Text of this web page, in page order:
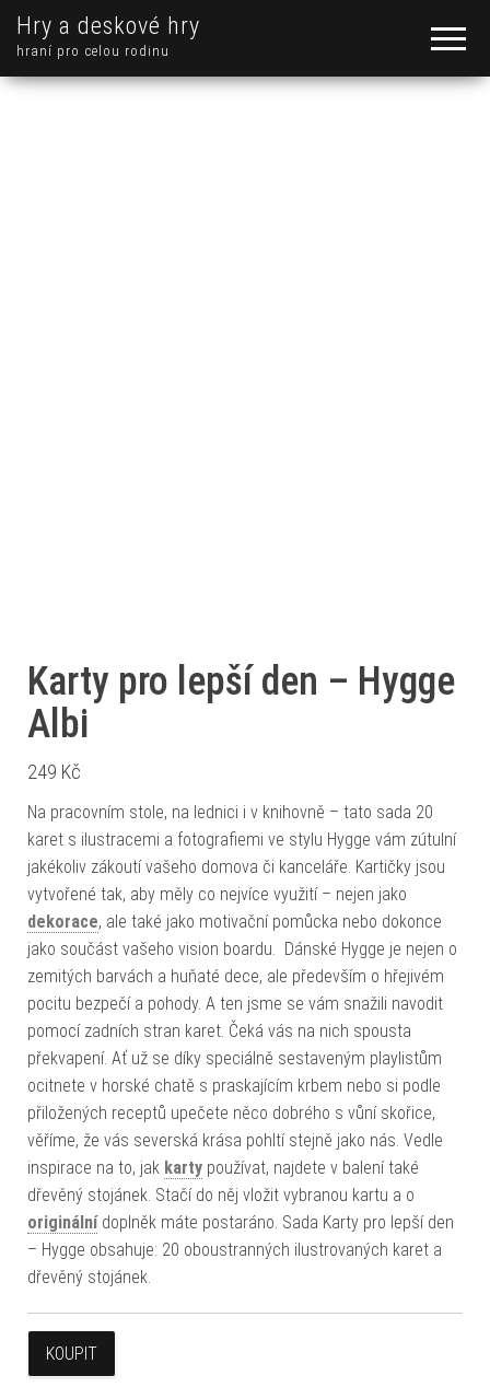
Hry a deskové hry
hraní pro celou rodinu
Karty pro lepší den – Hygge
Albi
249 Kč
Na pracovním stole, na lednici i v knihovně – tato sada 20
karet s ilustracemi a fotografiemi ve stylu Hygge vám zútulní
jakékoliv zákoutí vašeho domova či kanceláře. Kartičky jsou
vytvořené tak, aby měly co nejvíce využití – nejen jako
dekorace, ale také jako motivační pomůcka nebo dokonce
jako součást vašeho vision boardu. Dánské Hygge je nejen o
zemitých barvách a huňaté dece, ale především o hřejivém
pocitu bezpečí a pohody. A ten jsme se vám snažili navodit
pomocí zadních stran karet. Čeká vás na nich spousta
překvapení. Ať už se díky speciálně sestaveným playlistům
ocitnete v horské chatě s praskajícím krbem nebo si podle
přiložených receptů upečete něco dobrého s vůní skořice,
věříme, že vás severská krása pohltí stejně jako nás. Vedle
inspirace na to, jak karty používat, najdete v balení také
dřevěný stojánek. Stačí do něj vložit vybranou kartu a o
originálnídoplněk máte postaráno. Sada Karty pro lepší den
– Hygge obsahuje: 20 oboustranných ilustrovaných karet a
dřevěný stojánek.
KOUPIT